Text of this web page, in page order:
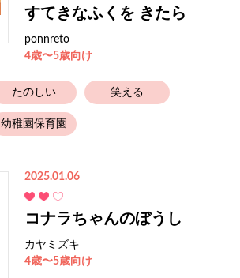
すてきなふくを きたら
ponnreto
4歳〜5歳向け
たのしい 笑える
幼稚園保育園
2025.01.06
コナラちゃんのぼうし
カヤミズキ
4歳〜5歳向け